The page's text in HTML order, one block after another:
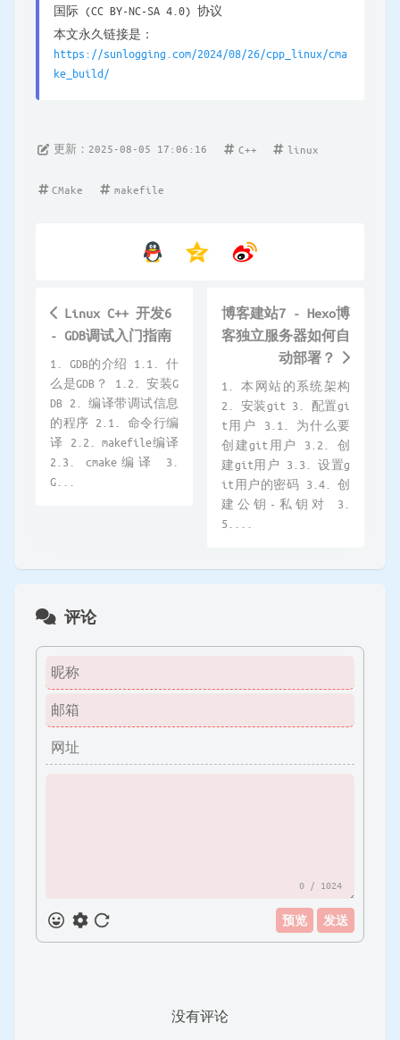
国际 (CC BY-NC-SA 4.0) 协议
本文永久链接是：
https://sunlogging.com/2024/08/26/cpp_linux/cma
ke_build/
更新：2025-08-05 17:06:16 C++ linux
CMake makefile
Linux C++ 开发6
- GDB调试入门指南
1. GDB的介绍 1.1. 什
么是GDB？ 1.2. 安装G
DB 2. 编译带调试信息
的程序 2.1. 命令行编
译 2.2. makefile编译
2.3. cmake编译 3.
G...
博客建站7 - Hexo博
客独立服务器如何自
动部署？
1. 本网站的系统架构
2. 安装git 3. 配置gi
t用户 3.1. 为什么要
创建git用户 3.2. 创
建git用户 3.3. 设置g
it用户的密码 3.4. 创
建公钥-私钥对 3.
5....
评论
0 / 1024
预览 发送
没有评论